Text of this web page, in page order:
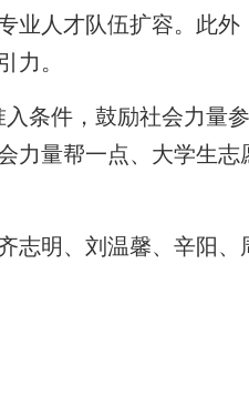
业人才队伍扩容。此
力。
件，鼓励社会力量参
力量帮一点、大学生
明、刘温馨、辛阳、